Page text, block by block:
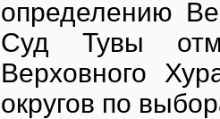
определению
Суд Тувы
Верховного
округов по